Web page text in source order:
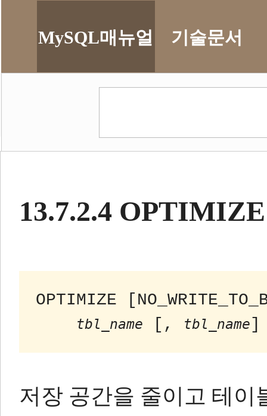
MySQL매뉴얼 기술문서
13.7.2.4
OPTIMIZE
tbl_name [, tbl_name]
저장 공간을 줄이고 테이